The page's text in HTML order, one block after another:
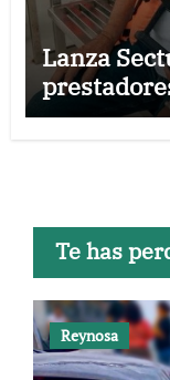
Lanza
Te has
Reynosa